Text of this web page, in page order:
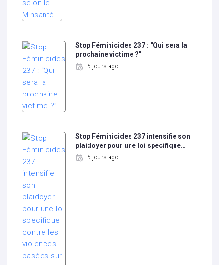
Stop Féminicides 237 : “Qui sera la
prochaine victime ?”
6 jours ago
Stop Féminicides 237 intensifie son
plaidoyer pour une loi specifique…
6 jours ago